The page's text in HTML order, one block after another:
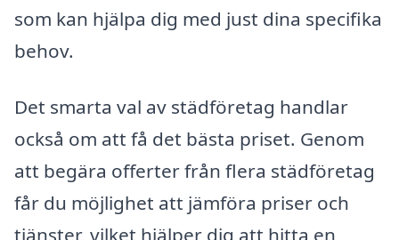
som kan hjälpa dig med just dina specifika
behov.
Det smarta val av städföretag handlar
också om att få det bästa priset. Genom
att begära offerter från flera städföretag
får du möjlighet att jämföra priser och
tjänster, vilket hjälper dig att hitta en